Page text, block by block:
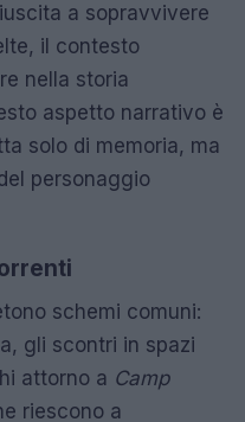
a sopravvivere
il contesto
nella storia
aspetto narrativo è
solo di memoria, ma
personaggio
schemi comuni:
gli scontri in spazi
attorno a Camp
riescono a